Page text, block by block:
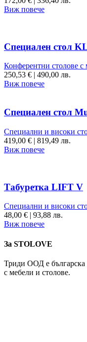
Виж повече
Специален стол
Конферентни столове с
250,53 €
490,00 лв.
Виж повече
Специален стол
Специални и високи
419,00 € | 819,49 лв.
Виж повече
Табуретка LIFT V
Специални и високи
48,00 € | 93,88 лв.
Виж повече
За STOLOVE
Триди ООД е българска
с мебели и столове.